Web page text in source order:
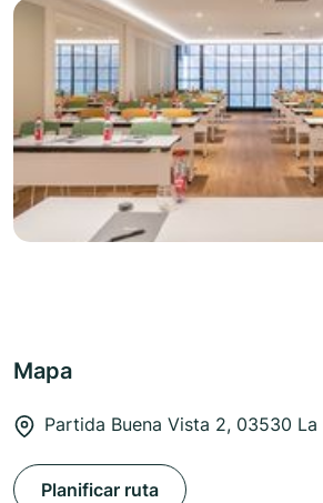
Mapa
Partida Buena Vista 2, 03530 La
Planificar ruta